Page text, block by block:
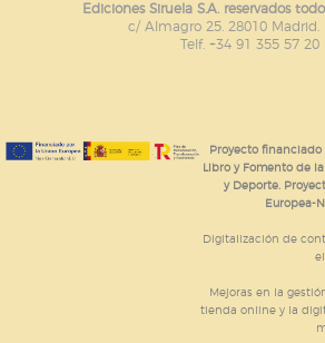
Ediciones Siruela S.A. reservados
c/ Almagro 25. 28010 Madrid.
Telf. +34 91 355 57 20
Proyecto
Libro y Fomento de
y Deporte.
Europea-
Digitalización de
Mejoras en la
tienda online y la